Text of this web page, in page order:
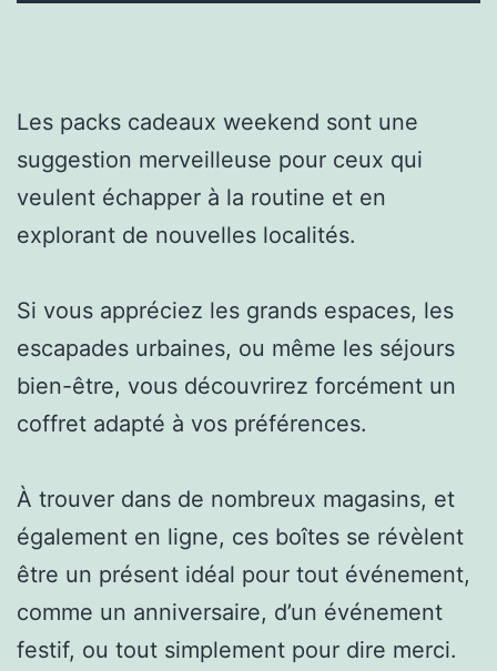
Les packs cadeaux weekend sont une
suggestion merveilleuse pour ceux qui
veulent échapper à la routine et en
explorant de nouvelles localités.
Si vous appréciez les grands espaces, les
escapades urbaines, ou même les séjours
bien-être, vous découvrirez forcément un
coffret adapté à vos préférences.
À trouver dans de nombreux magasins, et
également en ligne, ces boîtes se révèlent
être un présent idéal pour tout événement,
comme un anniversaire, d’un événement
festif, ou tout simplement pour dire merci.